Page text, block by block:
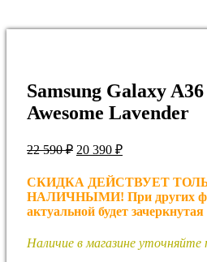
Samsung Galaxy
Awesome Lavender
22 590₽ Первоначальная
составляла
22
590 ₽.
20 390 ₽Текущая
20
390 ₽.
СКИДКА ДЕЙСТВУЕТ
НАЛИЧНЫМИ! При других
актуальной будет зачеркнутая
Наличие в магазине уточняйте